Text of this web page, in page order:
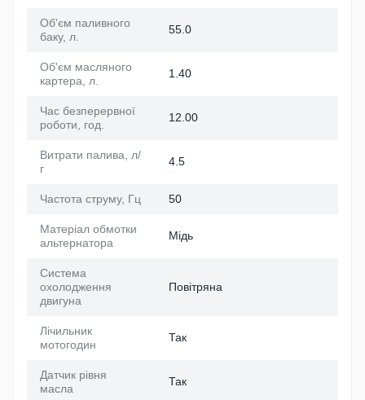
Об'єм паливного
баку, л.
55.0
Об'єм масляного
картера, л.
1.40
Час безперервної
роботи, год.
12.00
Витрати палива, л/
г
4.5
Частота струму, Гц 50
Матеріал обмотки
альтернатора
Мідь
Система
охолодження
двигуна
Повітряна
Лічильник
мотогодин
Так
Датчик рівня
масла
Так